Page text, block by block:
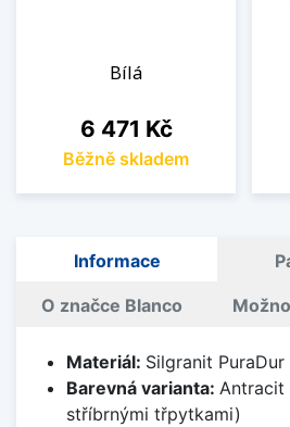
Bílá
Cena
6 471 Kč
Běžně skladem
Informace
O značce Blanco
Materiál: Silgranit PuraDur
Barevná varianta: Antracit
stříbrnými třpytkami)